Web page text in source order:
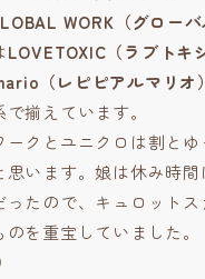
WORK（グロー
LOVETOXIC（ラブトキ
（レピピアルマリオ）
揃えています。
ークとユニクロは割とゆ
思います。娘は休み時
ったので、キュロットス
のを重宝していました